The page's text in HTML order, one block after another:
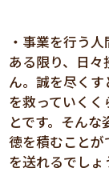
・事業を行う
ある限り、日
ん。誠を尽く
を救っていく
とです。そん
徳を積むこと
を送れるでしょ